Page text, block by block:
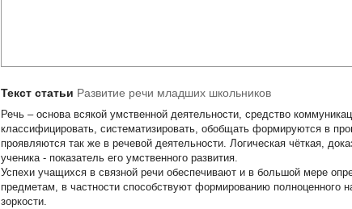
Текст статьи Развитие речи младших школьников
Речь – основа всякой умственной деятельности, средство
классифицировать, систематизировать, обобщать формируются в
проявляются так же в речевой деятельности. Логическая чёткая,
ученика - показатель его умственного развития.
Успехи учащихся в связной речи обеспечивают и в большой мере
предметам, в частности способствуют формированию полноценного
зоркости.